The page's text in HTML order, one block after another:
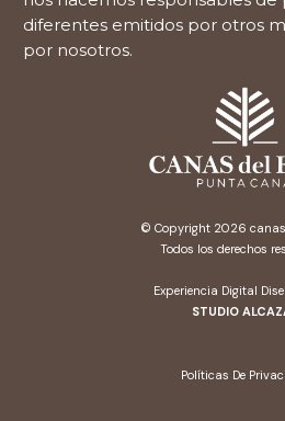
diferentes emitidos por otros
por nosotros.
© Copyright 2026
Todos los derechos
Experiencia Digital
STUDIO
Políticas De